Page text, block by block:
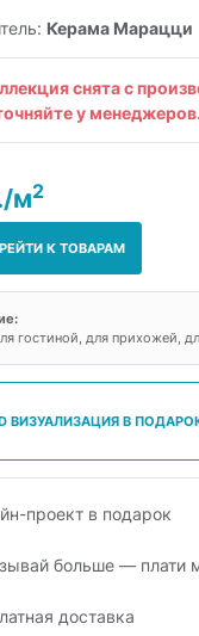
Керама Марацци
снята с
у
м2
К ТОВАРАМ
гостиной, для прихожей,
ВИЗУАЛИЗАЦИЯ В
проект в подарок
больше — плати
доставка